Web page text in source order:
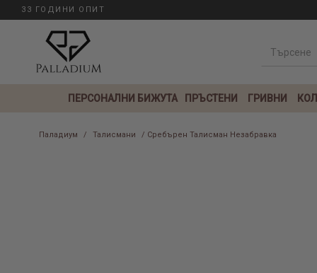
33 ГОДИНИ ОПИТ
ПЕРСОНАЛНИ БИЖУТА ПРЪСТЕНИ ГРИВНИ
Паладиум / Талисмани / Сребърен Талисман Незабравка